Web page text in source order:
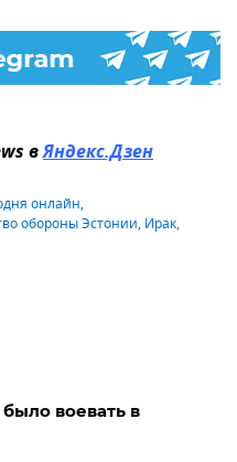
вЯндекс.Дзен
онлайн,
обороны Эстонии, Ирак,
воевать в